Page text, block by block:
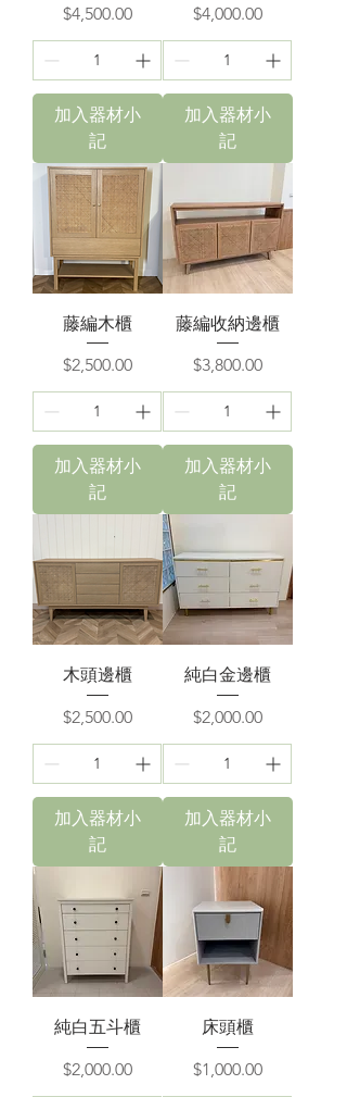
價格
$4,500.00
加入器材小
記
價格
$4,000.00
加入器材小
記
藤編木櫃
價格
$2,500.00
加入器材小
記
藤編收納邊櫃
價格
$3,800.00
加入器材小
記
木頭邊櫃
價格
$2,500.00
加入器材小
記
純白金邊櫃
價格
$2,000.00
加入器材小
記
純白五斗櫃
價格
$2,000.00
床頭櫃
價格
$1,000.00